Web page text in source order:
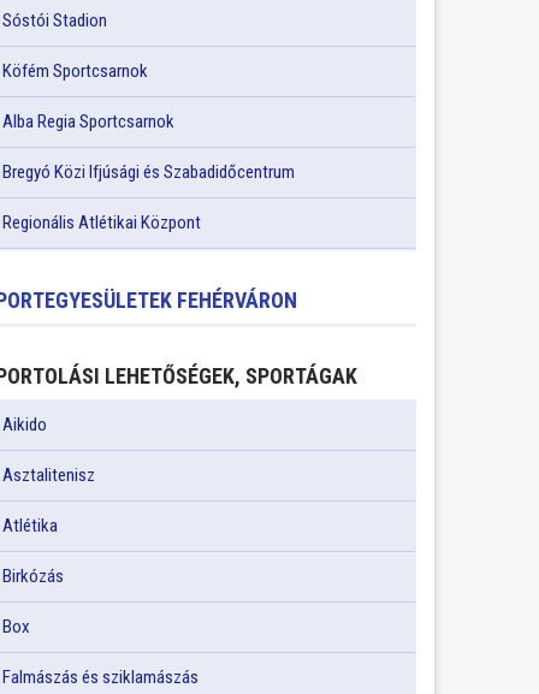
Sóstói Stadion
Köfém Sportcsarnok
Alba Regia Sportcsarnok
Bregyó Közi Ifjúsági és Szabadidőcentrum
Regionális Atlétikai Központ
FEHÉRVÁRON
LEHETŐSÉGEK, SPORTÁGAK
Aikido
Asztalitenisz
Atlétika
Birkózás
Box
Falmászás és sziklamászás